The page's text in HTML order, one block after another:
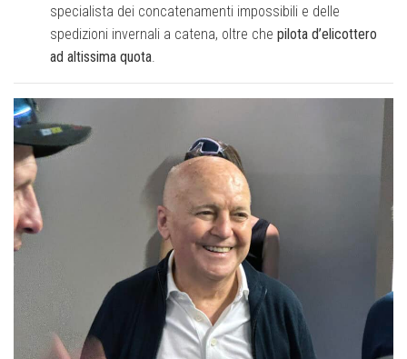
specialista dei concatenamenti impossibili e delle
spedizioni invernali a catena, oltre che pilota d’elicottero
ad altissima quota.